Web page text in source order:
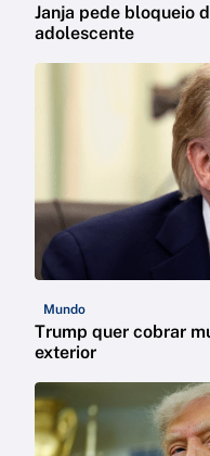
Janja pede bloqueio
adolescente
Mundo
Trump quer cobrar
exterior